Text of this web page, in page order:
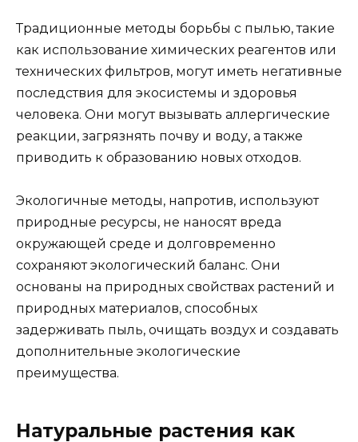
Традиционные методы борьбы с пылью, такие
как использование химических реагентов или
технических фильтров, могут иметь негативные
последствия для экосистемы и здоровья
человека. Они могут вызывать аллергические
реакции, загрязнять почву и воду, а также
приводить к образованию новых отходов.
Экологичные методы, напротив, используют
природные ресурсы, не наносят вреда
окружающей среде и долговременно
сохраняют экологический баланс. Они
основаны на природных свойствах растений и
природных материалов, способных
задерживать пыль, очищать воздух и создавать
дополнительные экологические
преимущества.
Натуральные растения как